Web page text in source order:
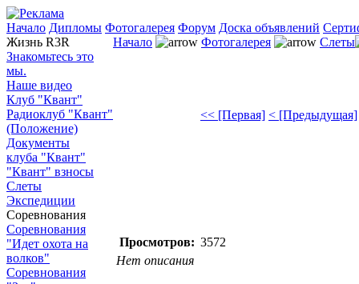
Начало Дипломы Фотогалерея Форум Доска объявлений
Жизнь R3R
Знакомьтесь это
мы.
Наше видео
Клуб "Квант"
Радиоклуб "Квант"
(Положение)
Документы
клуба "Квант"
"Квант" взносы
Слеты
Экспедиции
Соревнования
Соревнования
"Идет охота на
волков"
Соревнования
Начало Фотогалерея Слеты
<< [Первая] < [Предыдущая]
Просмотров: 3572
Нет описания